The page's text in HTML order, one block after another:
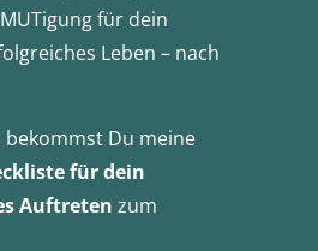
für dein
Leben – nach
bekommst Du meine
für dein
Auftreten zum